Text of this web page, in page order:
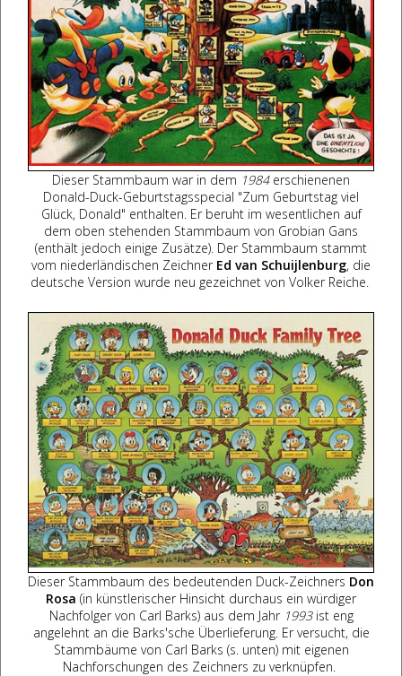
Dieser Stammbaum war in dem 1984erschienenen
Donald-Duck-Geburtstagsspecial "Zum Geburtstag viel
Glück, Donald" enthalten. Er beruht im wesentlichen auf
dem oben stehenden Stammbaum von Grobian Gans
(enthält jedoch einige Zusätze). Der Stammbaum stammt
vom niederländischen Zeichner Ed van Schuijlenburg, die
deutsche Version wurde neu gezeichnet von Volker Reiche.
Dieser Stammbaum des bedeutenden Duck-Zeichners Don
Rosa (in künstlerischer Hinsicht durchaus ein würdiger
Nachfolger von Carl Barks) aus dem Jahr 1993ist eng
angelehnt an die Barks'sche Überlieferung. Er versucht, die
Stammbäume von Carl Barks (s. unten) mit eigenen
Nachforschungen des Zeichners zu verknüpfen.